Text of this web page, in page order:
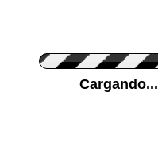
Cargando...